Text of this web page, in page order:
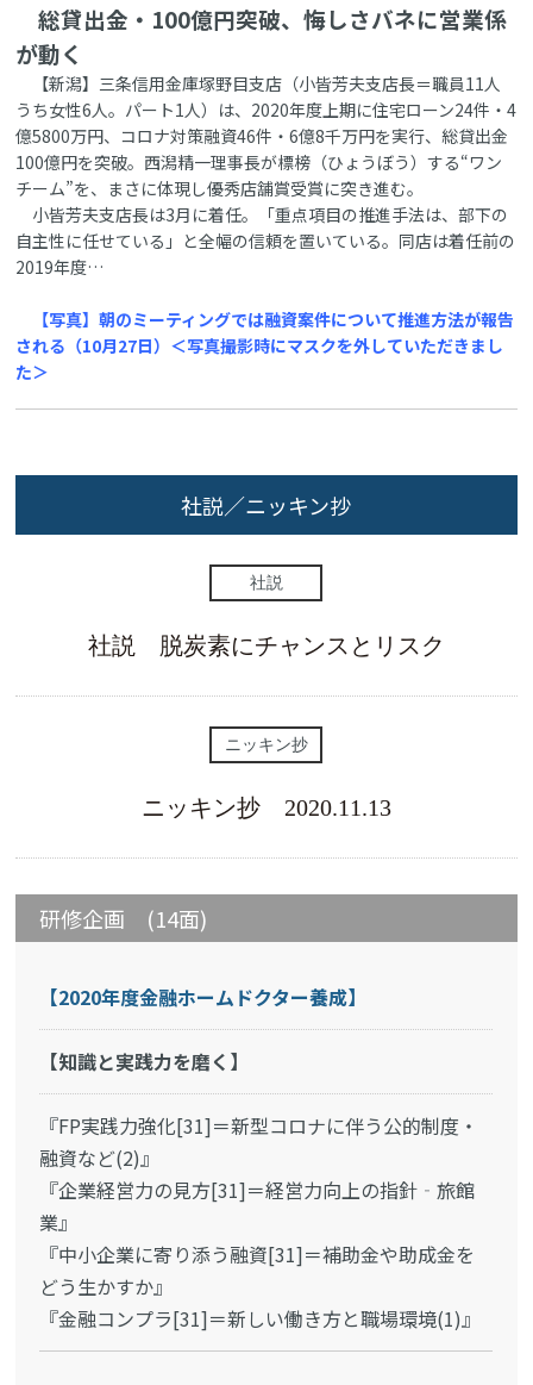
総貸出金・100億円突破、悔しさバネに営業係
が動く
【新潟】三条信用金庫塚野目支店（小皆芳夫支店長＝職員11人
うち女性6人。パート1人）は、2020年度上期に住宅ローン24件・4
億5800万円、コロナ対策融資46件・6億8千万円を実行、総貸出金
100億円を突破。西潟精一理事長が標榜（ひょうぼう）する“ワン
チーム”を、まさに体現し優秀店舗賞受賞に突き進む。
小皆芳夫支店長は3月に着任。「重点項目の推進手法は、部下の
自主性に任せている」と全幅の信頼を置いている。同店は着任前の
2019年度…
【写真】朝のミーティングでは融資案件について推進方法が報告
される（10月27日）＜写真撮影時にマスクを外していただきまし
た＞
社説／ニッキン抄
社説
社説 脱炭素にチャンスとリスク
ニッキン抄
ニッキン抄 2020.11.13
研修企画 (14面)
【2020年度金融ホームドクター養成】
【知識と実践力を磨く】
『FP実践力強化[31]＝新型コロナに伴う公的制度・
融資など(2)』
『企業経営力の見方[31]＝経営力向上の指針‐旅館
業』
『中小企業に寄り添う融資[31]＝補助金や助成金を
どう生かすか』
『金融コンプラ[31]＝新しい働き方と職場環境(1)』